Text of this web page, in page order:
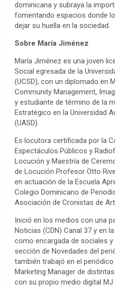
dominicana y subraya la
fomentando espacios donde
dejar su huella en la sociedad.
Sobre María Jiménez
María Jiménez es una joven
Social egresada de la
(UCSD), con un diplomado en
Community Management,
y estudiante de término de la
Estratégico en la Universidad
(UASD).
Es locutora certificada por la
Espectáculos Públicos y
Locución y Maestría de
de Locución Profesor Otto
en actuación de la Escuela
Colegio Dominicano de
Asociación de Cronistas de
Inició en los medios con una
Noticias (CDN) Canal 37 y en
como encargada de sociales
sección de Novedades del
también trabajó en el
Marketing Manager de
con su propio medio digital MJ